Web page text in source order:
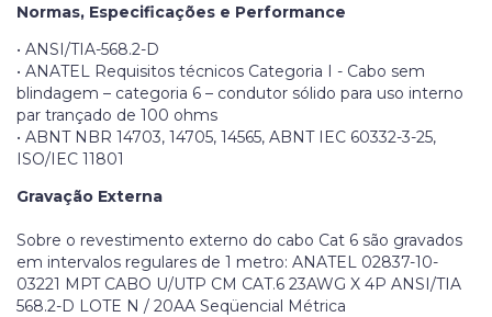
Normas, Especificações e Performance
• ANSI/TIA-568.2-D
• ANATEL Requisitos técnicos Categoria I - Cabo sem
blindagem – categoria 6 – condutor sólido para uso interno
par trançado de 100 ohms
• ABNT NBR 14703, 14705, 14565, ABNT IEC 60332-3-25,
ISO/IEC 11801
Gravação Externa
Sobre o revestimento externo do cabo Cat 6 são gravados
em intervalos regulares de 1 metro: ANATEL 02837-10-
03221 MPT CABO U/UTP CM CAT.6 23AWG X 4P ANSI/TIA
568.2-D LOTE N / 20AA Seqüencial Métrica